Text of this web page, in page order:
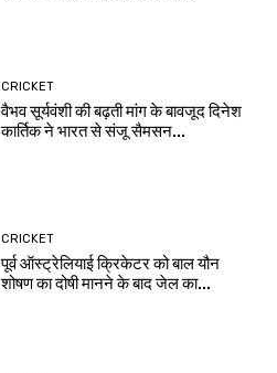
CRICKET
वैभव सूर्यवंशी की बढ़ती मांग के बावजूद दिनेश
कार्तिक ने भारत से संजू सैमसन...
CRICKET
पूर्व ऑस्ट्रेलियाई क्रिकेटर को बाल यौन
शोषण का दोषी मानने के बाद जेल का...